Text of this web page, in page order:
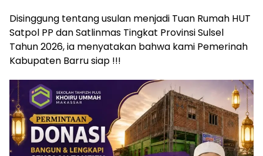
Disinggung tentang usulan menjadi Tuan Rumah HUT
Satpol PP dan Satlinmas Tingkat Provinsi Sulsel
Tahun 2026, ia menyatakan bahwa kami Pemerinah
Kabupaten Barru siap !!!